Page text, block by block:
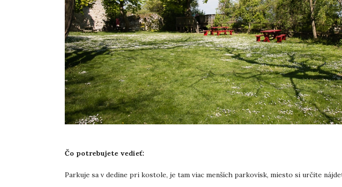
Čo potrebujete vedieť:
Parkuje sa v dedine pri kostole, je tam viac menších parkovísk, miesto si určite